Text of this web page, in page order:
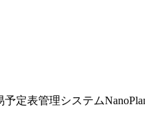
定表管理システム